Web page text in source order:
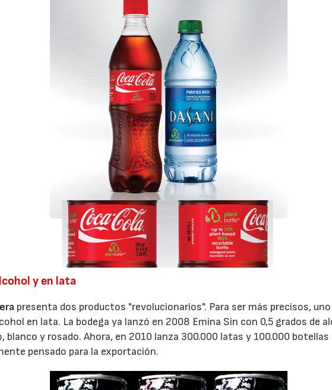
y en lata
presenta dos productos "revolucionarios". Para ser más precisos,
en lata. La bodega ya lanzó en 2008 Emina Sin con 0,5 grados de
blanco y rosado. Ahora, en 2010 lanza 300.000 latas y 100.000 botellas
pensado para la exportación.